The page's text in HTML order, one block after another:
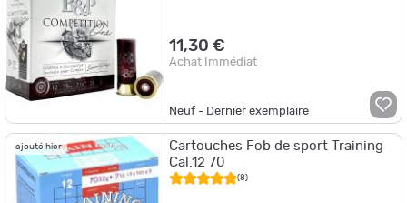
11,30 €
Achat Immédiat
Neuf - Dernier exemplaire
ajouté hier
Cartouches Fob de sport Training
Cal.12 70
(8)